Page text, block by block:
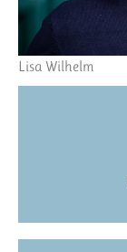
Lisa Wilhelm